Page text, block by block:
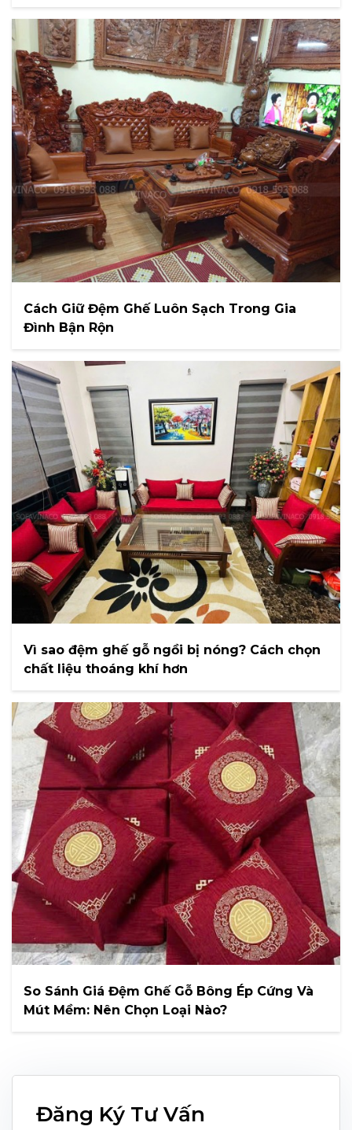
Cách Giữ Đệm Ghế Luôn Sạch Trong Gia
Đình Bận Rộn
Vì sao đệm ghế gỗ ngồi bị nóng? Cách chọn
chất liệu thoáng khí hơn
So Sánh Giá Đệm Ghế Gỗ Bông Ép Cứng Và
Mút Mềm: Nên Chọn Loại Nào?
Đăng Ký Tư Vấn